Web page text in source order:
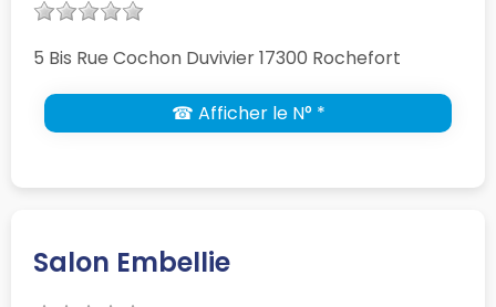
5 Bis Rue Cochon Duvivier 17300 Rochefort
☎ Afficher le N° *
Salon Embellie